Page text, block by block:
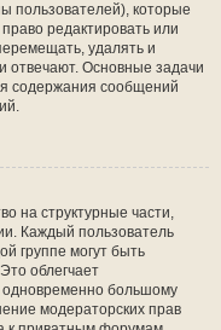
пользователей), которые
редактировать или
удалять и
отвечают. Основные задачи
содержания сообщений
на структурные части,
Каждый пользователь
группе могут быть
облегчает
одновременно большому
модераторских прав